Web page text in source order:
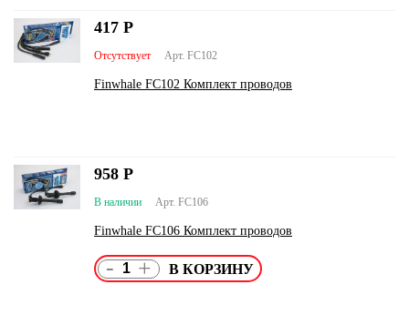
Арт. FC102
Отсутствует
Finwhale FC102 Комплект проводов
417 Р
Арт. FC106
В наличии
Finwhale FC106 Комплект проводов
958 Р
- +